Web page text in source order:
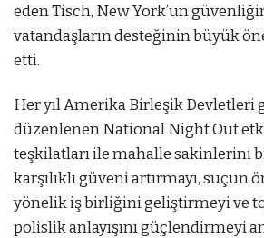
eden Tisch, New York’un
vatandaşların desteğinin büyük
etti.
Her yıl Amerika Birleşik Devletleri
düzenlenen National Night Out
teşkilatları ile mahalle sakinlerini
karşılıklı güveni artırmayı, suçun
yönelik iş birliğini geliştirmeyi ve
polislik anlayışını güçlendirmeyi